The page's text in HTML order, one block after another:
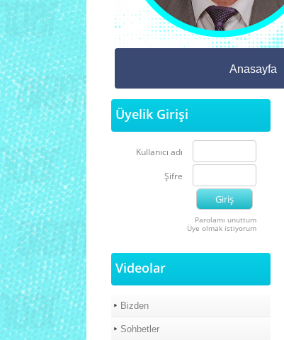
Anasayfa
Üyelik Girişi
Kullanıcı adı
Şifre
Parolamı unuttum
Üye olmak istiyorum
Videolar
Bizden
Sohbetler